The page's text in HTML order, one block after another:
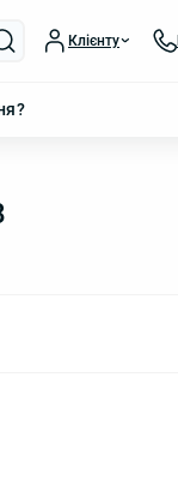
Клієнту